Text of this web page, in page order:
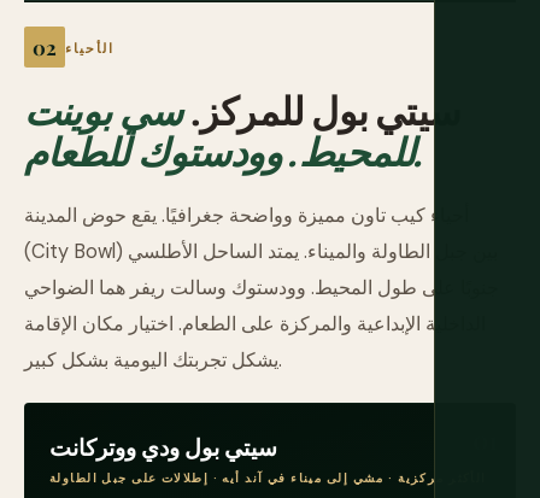
الأحياء
سيتي بول للمركز.سي بوينت
للمحيط. وودستوك للطعام.
أحياء كيب تاون مميزة وواضحة جغرافيًا. يقع حوض المدينة
(City Bowl) بين جبل الطاولة والميناء. يمتد الساحل الأطلسي
جنوبًا على طول المحيط. وودستوك وسالت ريفر هما الضواحي
الداخلية الإبداعية والمركزة على الطعام. اختيار مكان الإقامة
يشكل تجربتك اليومية بشكل كبير.
سيتي بول ودي ووتركانت
الأكثر مركزية · مشي إلى ميناء في آند أيه · إطلالات على جبل الطاولة